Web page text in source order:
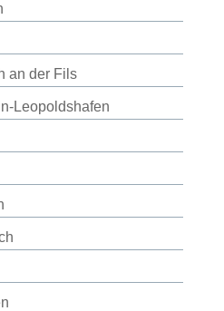
an der Fils
Leopoldshafen